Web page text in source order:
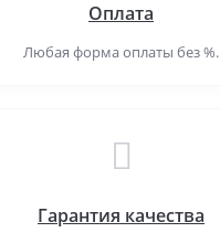
Оплата
Любая форма оплаты без %.
Гарантия качества